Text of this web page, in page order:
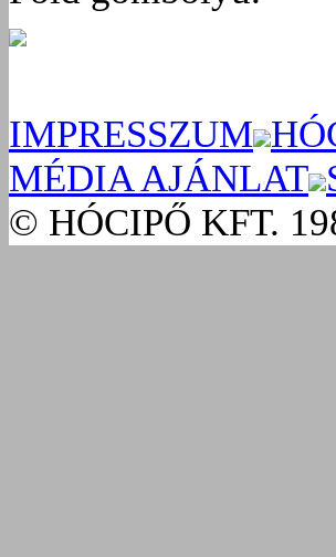
IMPRESSZUM
MÉDIA AJÁNLAT
© HÓCIPŐ KFT.